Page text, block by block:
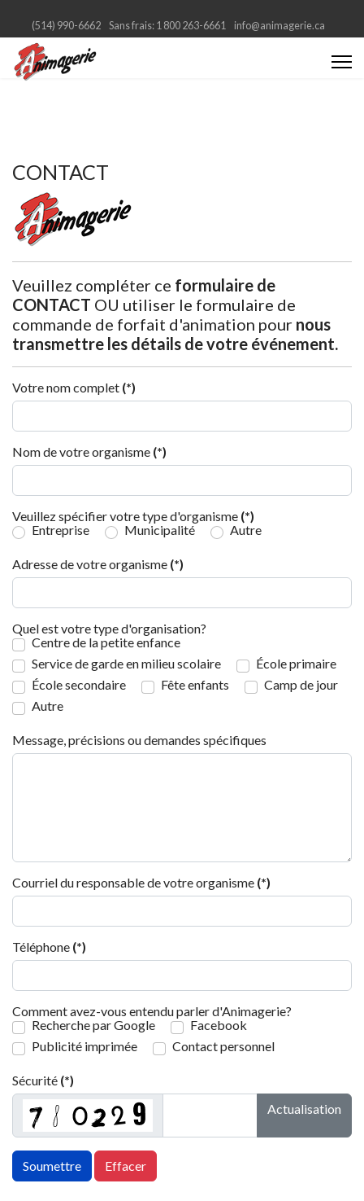
(514) 990-6662 Sans frais: 1 800 263-6661 info@animagerie.ca
CONTACT
Veuillez compléter ce formulaire de
CONTACT OU utiliser le formulaire de
commande de forfait d'animation pour nous
transmettre les détails de votre événement.
Votre nom complet (*)
Nom de votre organisme (*)
Veuillez spécifier votre type d'organisme (*)
Entreprise
Municipalité Autre
Adresse de votre organisme (*)
Quel est votre type d'organisation?
Centre de la petite enfance
Service de garde en milieu scolaire
École primaire
École secondaire
Fête enfants
Camp de jour
Autre
Message, précisions ou demandes spécifiques
Courriel du responsable de votre organisme (*)
Téléphone (*)
Comment avez-vous entendu parler d'Animagerie?
Recherche par Google
Facebook
Publicité imprimée
Contact personnel
Sécurité (*)
Actualisation
Soumettre Effacer